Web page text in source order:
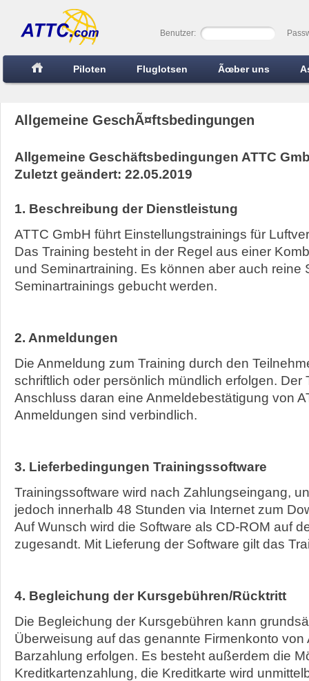
Benutzer:
Piloten Fluglotsen Ãœber uns
Allgemeine GeschÃ¤ftsbedingungen
Allgemeine Geschäftsbedingungen ATTC
Zuletzt geändert: 22.05.2019
1. Beschreibung der Dienstleistung
ATTC GmbH führt Einstellungstrainings für
Das Training besteht in der Regel aus einer
und Seminartraining. Es können aber auch reine
Seminartrainings gebucht werden.
2. Anmeldungen
Die Anmeldung zum Training durch den
schriftlich oder persönlich mündlich erfolgen. Der
Anschluss daran eine Anmeldebestätigung von
Anmeldungen sind verbindlich.
3. Lieferbedingungen Trainingssoftware
Trainingssoftware wird nach Zahlungseingang,
jedoch innerhalb 48 Stunden via Internet zum
Auf Wunsch wird die Software als CD-ROM auf
zugesandt. Mit Lieferung der Software gilt das
4. Begleichung der Kursgebühren/Rücktritt
Die Begleichung der Kursgebühren kann
Überweisung auf das genannte Firmenkonto von
Barzahlung erfolgen. Es besteht außerdem die
Kreditkartenzahlung, die Kreditkarte wird